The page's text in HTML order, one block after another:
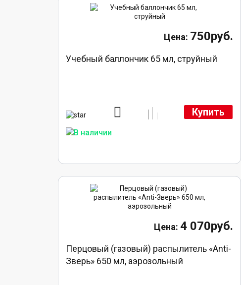
750руб.
Учебный баллончик 65 мл, струйный
Купить
4 070руб.
Перцовый (газовый) распылитель «Anti-
Зверь» 650 мл, аэрозольный